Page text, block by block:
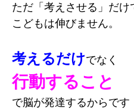
ただ「考えさせる」だけ
こどもは伸びません。
考えるだけでなく
行動すること
で脳が発達するからです